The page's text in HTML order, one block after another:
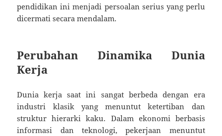
pendidikan ini menjadi persoalan serius yang perlu
dicermati secara mendalam.
Perubahan Dinamika Dunia
Kerja
Dunia kerja saat ini sangat berbeda dengan era
industri klasik yang menuntut ketertiban dan
struktur hierarki kaku. Dalam ekonomi berbasis
informasi dan teknologi, pekerjaan menuntut